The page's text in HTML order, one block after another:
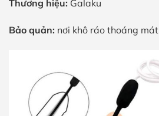
Thương hiệu: Galaku
Bảo quản: nơi khô ráo thoáng mát